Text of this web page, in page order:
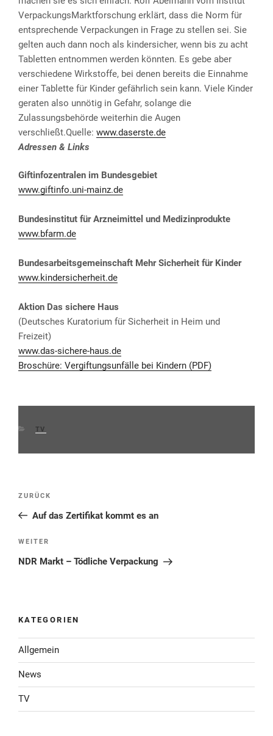
VerpackungsMarktforschung erklärt, dass die Norm für
entsprechende Verpackungen in Frage zu stellen sei. Sie
gelten auch dann noch als kindersicher, wenn bis zu acht
Tabletten entnommen werden könnten. Es gebe aber
verschiedene Wirkstoffe, bei denen bereits die Einnahme
einer Tablette für Kinder gefährlich sein kann. Viele Kinder
geraten also unnötig in Gefahr, solange die
Zulassungsbehörde weiterhin die Augen
verschließt.Quelle: www.daserste.de
Adressen & Links
Giftinfozentralen im Bundesgebiet
www.giftinfo.uni-mainz.de
Bundesinstitut für Arzneimittel und Medizinprodukte
www.bfarm.de
Bundesarbeitsgemeinschaft Mehr Sicherheit für Kinder
www.kindersicherheit.de
Aktion Das sichere Haus
(Deutsches Kuratorium für Sicherheit in Heim und
Freizeit)
www.das-sichere-haus.de
Broschüre: Vergiftungsunfälle bei Kindern (PDF)
KATEGORIEN
TV
Beitragsnavigation
Vorheriger
Beitrag
ZURÜCK
Auf das Zertifikat kommt es an
Nächster
Beitrag
WEITER
NDR Markt – Tödliche Verpackung
KATEGORIEN
Allgemein
News
TV